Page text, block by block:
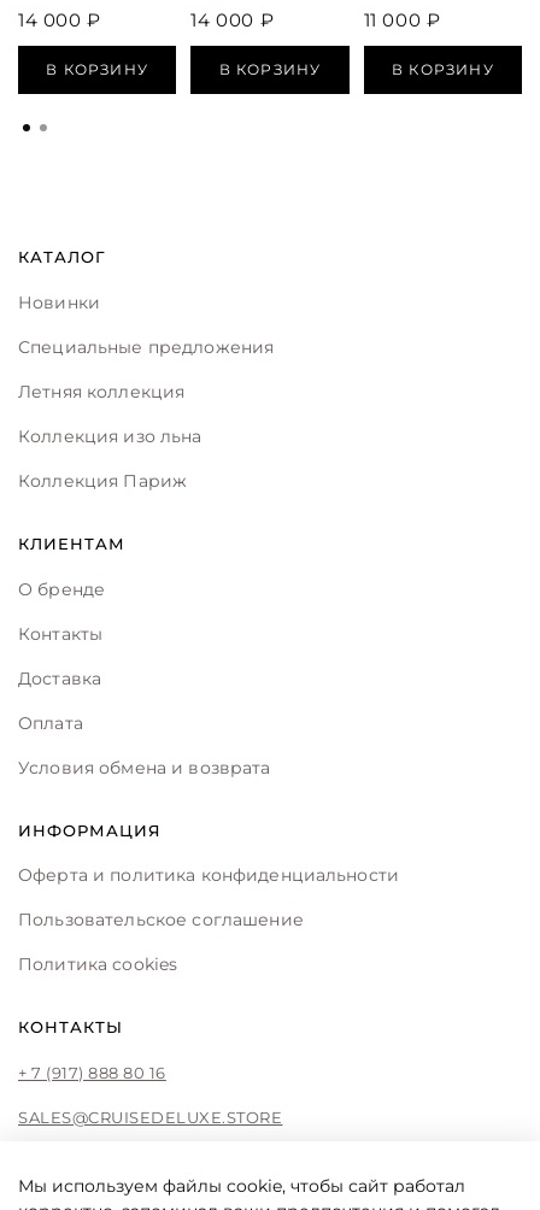
14 000 ₽
В КОРЗИНУ
14 000 ₽
В КОРЗИНУ
11 000 ₽
В КОРЗИНУ
КАТАЛОГ
Новинки
Специальные предложения
Летняя коллекция
Коллекция изо льна
Коллекция Париж
КЛИЕНТАМ
О бренде
Контакты
Доставка
Оплата
Условия обмена и возврата
ИНФОРМАЦИЯ
Оферта и политика конфиденциальности
Пользовательское соглашение
Политика cookies
КОНТАКТЫ
+ 7 (917) 888 80 16
SALES@CRUISEDELUXE.STORE
Мы используем файлы cookie, чтобы сайт работал